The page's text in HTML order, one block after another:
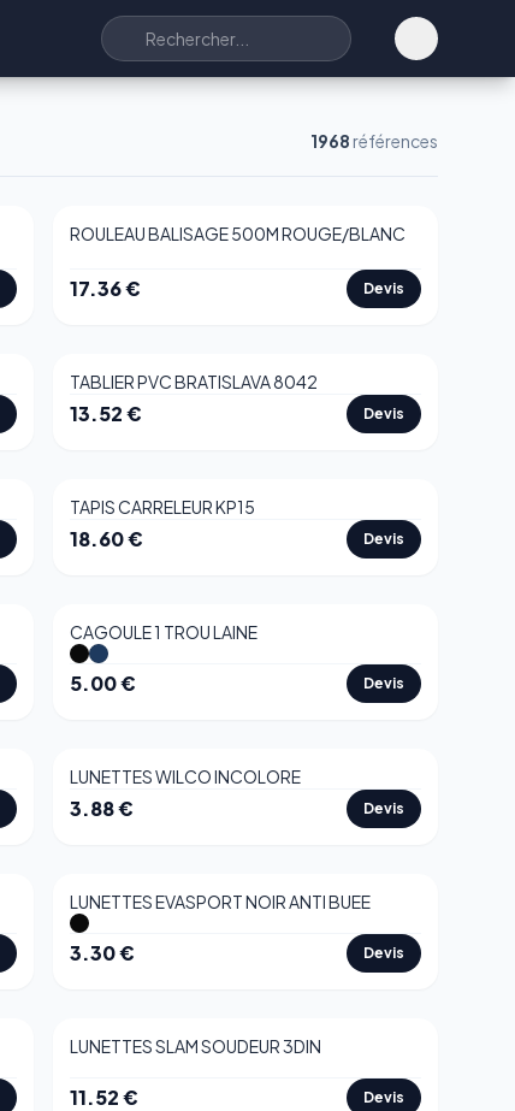
1968 références
ROULEAU BALISAGE 500M ROUGE/BLANC
17.36€ Devis
TABLIER PVC BRATISLAVA 8042
13.52€ Devis
TAPIS CARRELEUR KP15
18.60€ Devis
CAGOULE 1 TROU LAINE
5.00€ Devis
LUNETTES WILCO INCOLORE
3.88€ Devis
LUNETTES EVASPORT NOIR ANTI BUEE
3.30€ Devis
LUNETTES SLAM SOUDEUR 3DIN
11.52€ Devis